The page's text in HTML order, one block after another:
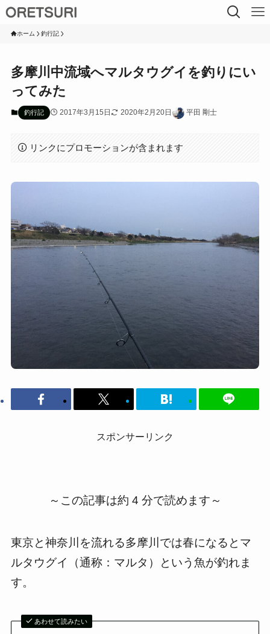
ホーム 釣行記
多摩川中流域へマルタウグイを釣りにい
ってみた
釣行記 2017年3月15日 2020年2月20日 平田 剛士
リンクにプロモーションが含まれます
スポンサーリンク
～この記事は約 4 分で読めます～
東京と神奈川を流れる多摩川では春になるとマ
ルタウグイ（通称：マルタ）という魚が釣れま
す。
あわせて読みたい